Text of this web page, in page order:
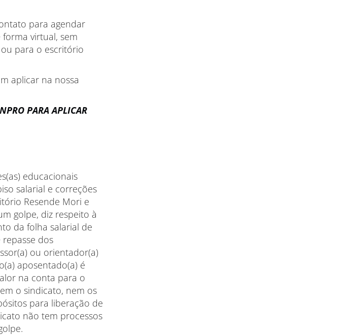
para agendar
virtual, sem
para o escritório
aplicar na nossa
PARA APLICAR
educacionais
salarial e correções
Resende Mori e
golpe, diz respeito à
da folha salarial de
dos
ou orientador(a)
aposentado(a) é
na conta para o
o sindicato, nem os
para liberação de
não tem processos